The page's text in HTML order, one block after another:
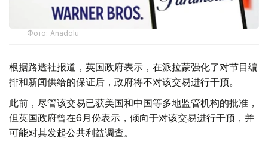
Фото: Аnadolu
根据路透社报道，英国政府表示，在派拉蒙强化了对节目编
排和新闻供给的保证后，政府将不对该交易进行干预。
此前，尽管该交易已获美国和中国等多地监管机构的批准，
但英国政府曾在6月份表示，倾向于对该交易进行干预，并
可能对其发起公共利益调查。